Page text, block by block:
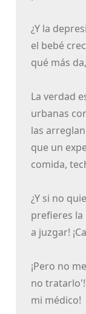
¿Y la
el bebé
qué más
La verdad
urbanas
las
que un
comida,
¿Y si no
prefieres la
a juzgar!
¡Pero no
no tratarlo'!
mi médico!